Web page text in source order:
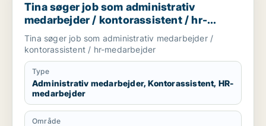
Tina søger job som administrativ
medarbejder / kontorassistent / hr-
medarbejder
Tina søger job som administrativ medarbejder /
kontorassistent / hr-medarbejder
Type
Administrativ medarbejder, Kontorassistent, HR-
medarbejder
Område